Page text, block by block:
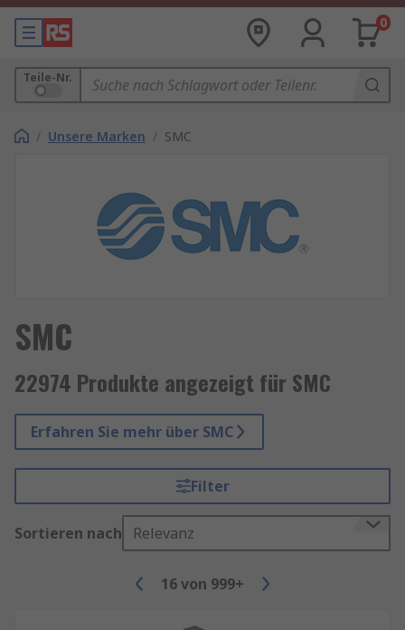
0
Teile-Nr.
/ Unsere Marken / SMC
SMC
22974 Produkte angezeigt für SMC
Erfahren Sie mehr über SMC
Filter
Sortieren nach Relevanz
16von 999+